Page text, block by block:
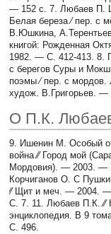
— 152 с. 7. Любаев П.
Белая береза ⁄ пер. с
В.Юшкина,
книгой: Рожденная
1982. — С. 412-413. 8.
с берегов Суры и
поэмы ⁄ пер. с
худож. В.Григорьев.
О П.К.
9. Ишенин М. Особый
война ⁄⁄ Город мой
Мордовия). — 2003. —
Корчиганов О. С
⁄⁄ Щит и меч. — 2004.
С. 7. 11. Любаев П.К. ⁄⁄
энциклопедия. В 9
С. 496.